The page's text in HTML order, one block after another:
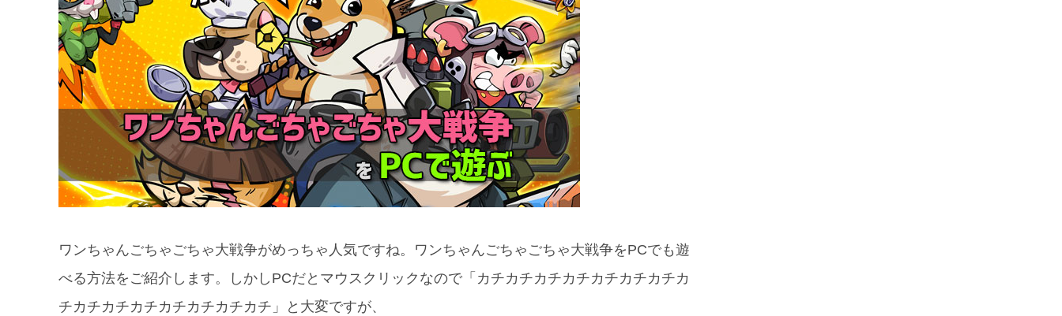
ワンちゃんごちゃごちゃ大戦争がめっちゃ人気ですね。ワンちゃんごちゃごちゃ大戦争をPCでも遊
べる方法をご紹介します。しかしPCだとマウスクリックなので「カチカチカチカチカチカチカチカ
チカチカチカチカチカチカチカチ」と大変ですが、